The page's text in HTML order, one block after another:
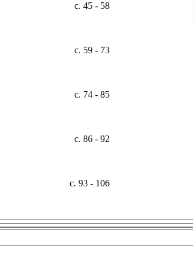
с. 45 - 58
с. 59 - 73
с. 74 - 85
с. 86 - 92
с. 93 - 106